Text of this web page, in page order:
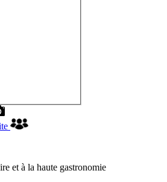
et à la haute gastronomie